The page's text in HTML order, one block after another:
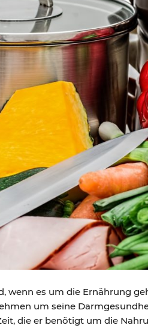
wenn es um die Ernährung
um seine
die er benötigt um die